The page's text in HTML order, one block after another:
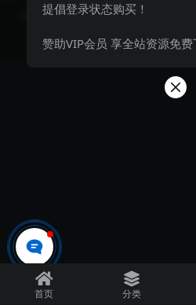
Copyright © 2023飞妹资源网-国内外优
京ICP备0000000号-1京公
首页 分类
提倡登录状态购买！
赞助VIP会员 享全站资源免